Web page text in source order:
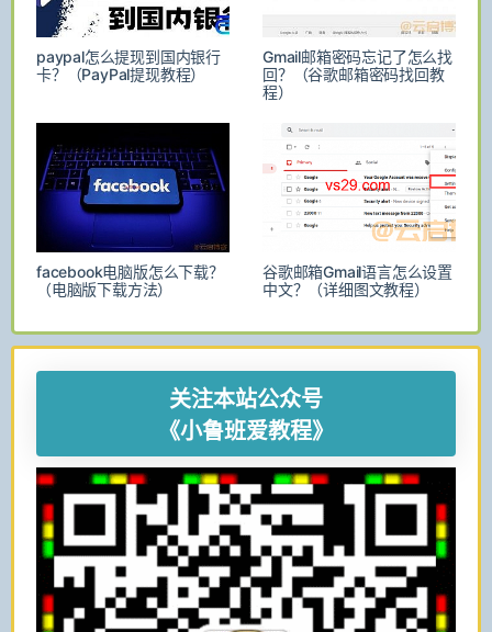
paypal怎么提现到国内银行
卡？（PayPal提现教程）
Gmail邮箱密码忘记了怎么找
回？（谷歌邮箱密码找回教
程）
facebook电脑版怎么下载？
（电脑版下载方法）
谷歌邮箱Gmail语言怎么设置
中文？（详细图文教程）
关注本站公众号
《小鲁班爱教程》